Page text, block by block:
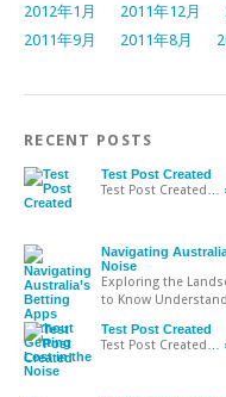
2012年1月
2011年12月
2011年9月
2011年8月
RECENT POSTS
Test Post Created
Test Post Created …
Navigating
Noise
Exploring the
to Know
Test Post Created
Test Post Created …